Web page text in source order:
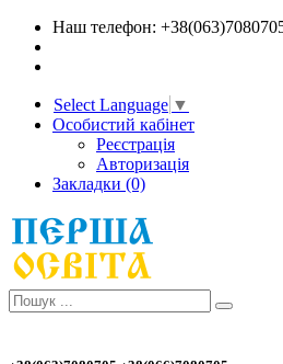
Наш телефон:
Select Language ▼
Особистий кабінет
Реєстрація
Авторизація
Закладки (0)